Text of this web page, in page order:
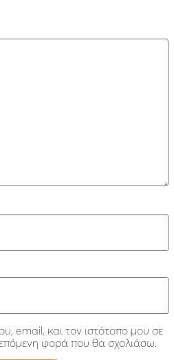
email, και τον ιστότοπο μου σε
φορά που θα σχολιάσω.